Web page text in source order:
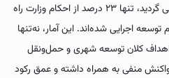
روز در کمیسیون‌های تخصصی بررسی گردید، تنها ۲۳ درصد از احکام وزارت راه
اجرایی شده‌اند. این آمار، نه‌تنها
کلان توسعه شهری و حمل‌ونقل
منفی به همراه داشته و عمق رکود